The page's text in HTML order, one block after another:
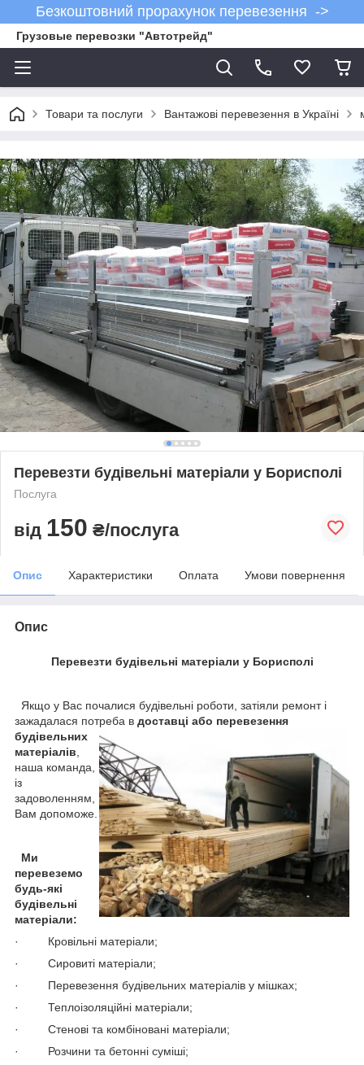
Безкоштовний прорахунок перевезення ->
Грузовые перевозки "Автотрейд"
Товари та послуги Вантажові перевезення в Україні
Перевезти будівельні матеріали у Борисполі
Послуга
від 150 ₴/послуга
Опис Характеристики Оплата Умови повернення
Опис
Перевезти будівельні матеріали у Борисполі
Якщо у Вас почалися будівельні роботи, затіяли ремонт і
зажадалася потреба в доставці або перевезення
будівельних
матеріалів
наша команда,
із
задоволенням,
Вам допоможе.
Ми
перевеземо
будь-які
будівельні
матеріали:
· Кровільні матеріали;
· Сировиті матеріали;
· Перевезення будівельних матеріалів у мішках;
· Теплоізоляційні матеріали;
· Стенові та комбіновані матеріали;
· Розчини та бетонні суміші;